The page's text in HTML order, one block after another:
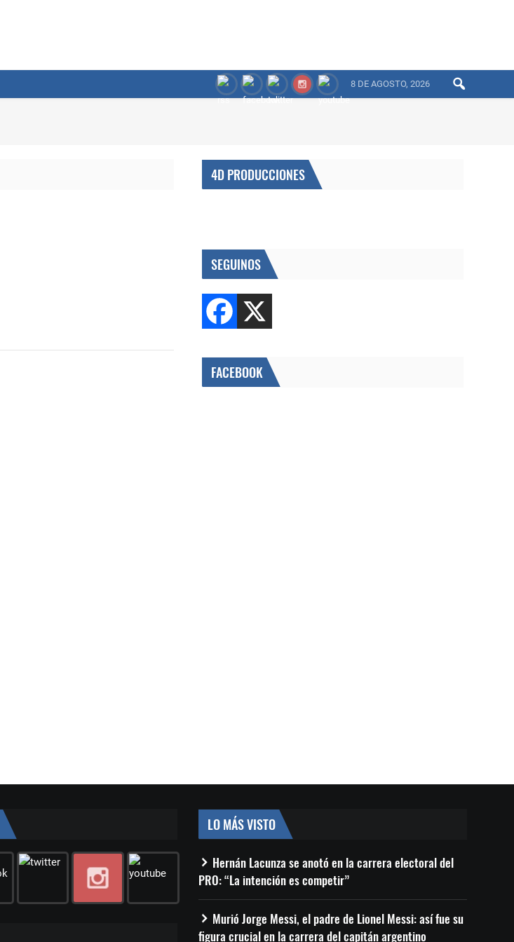
8 DE AGOSTO, 2026
4D PRODUCCIONES
SEGUINOS
FACEBOOK
LO MÁS VISTO
Hernán Lacunza se anotó en la carrera electoral del
PRO: “La intención es competir”
Murió Jorge Messi, el padre de Lionel Messi: así fue su
figura crucial en la carrera del capitán argentino